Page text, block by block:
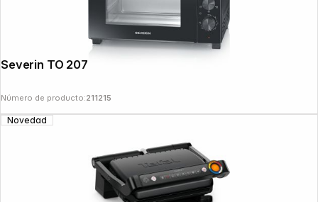
Número de producto:211215
Novedad